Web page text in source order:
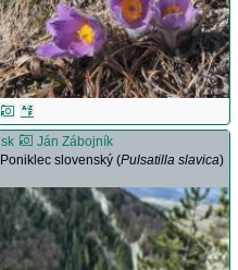
sk
Ján Zábojník
Poniklec slovenský (Pulsatilla slavica)